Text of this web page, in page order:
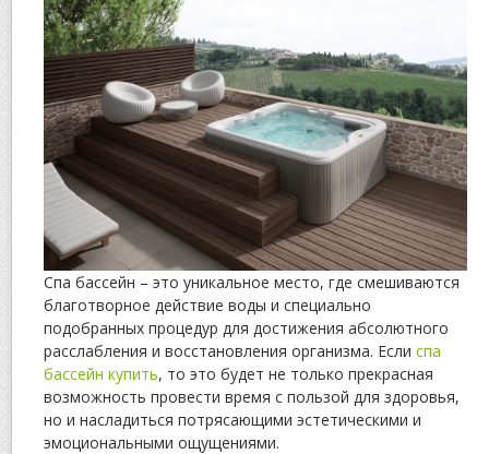
Спа бассейн – это уникальное место, где смешиваются
благотворное действие воды и специально
подобранных процедур для достижения абсолютного
расслабления и восстановления организма. Если спа
бассейн купить, то это будет не только прекрасная
возможность провести время с пользой для здоровья,
но и насладиться потрясающими эстетическими и
эмоциональными ощущениями.